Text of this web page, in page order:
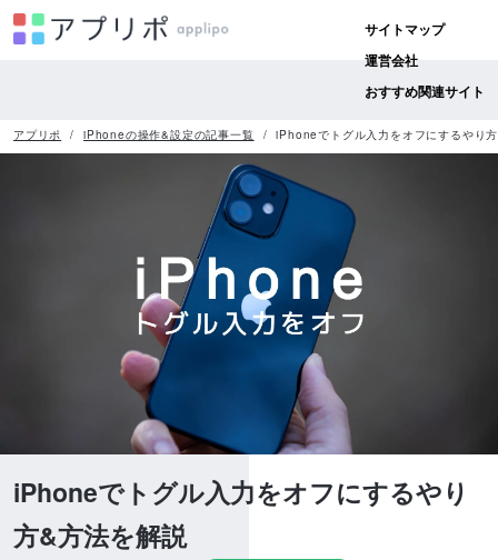
サイトマップ
運営会社
おすすめ関連サイト
アプリポ iPhoneの操作&設定の記事一覧 iPhoneでトグル入力をオフにするやり
iPhoneでトグル入力をオフにするやり
方&方法を解説